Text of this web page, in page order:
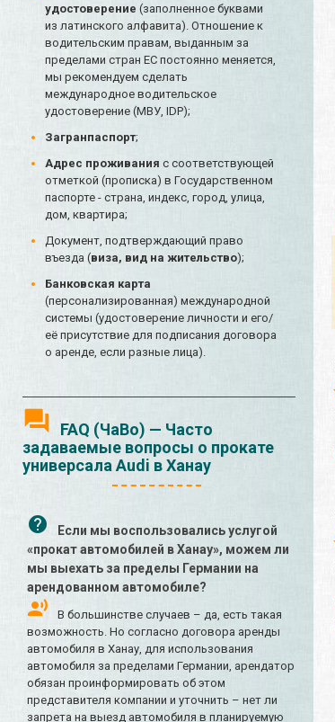
удостоверение (заполненное буквами
из латинского алфавита). Отношение к
водительским правам, выданным за
пределами стран ЕС постоянно меняется,
мы рекомендуем сделать
международное водительское
удостоверение (МВУ, IDP);
Загранпаспорт;
Адрес проживания с соответствующей
отметкой (прописка) в Государственном
паспорте - страна, индекс, город, улица,
дом, квартира;
Документ, подтверждающий право
въезда (виза, вид на жительство);
Банковская карта
(персонализированная) международной
системы (удостоверение личности и его/
её присутствие для подписания договора
о аренде, если разные лица).
FAQ (ЧаВо) — Часто
задаваемые вопросы о прокате
универсала Audi в Ханау
Если мы воспользовались услугой
«прокат автомобилей в Ханау», можем ли
мы выехать за пределы Германии на
арендованном автомобиле?
В большинстве случаев – да, есть такая
возможность. Но согласно договора аренды
автомобиля в Ханау, для использования
автомобиля за пределами Германии, арендатор
обязан проинформировать об этом
представителя компании и уточнить – нет ли
запрета на выезд автомобиля в планируемую